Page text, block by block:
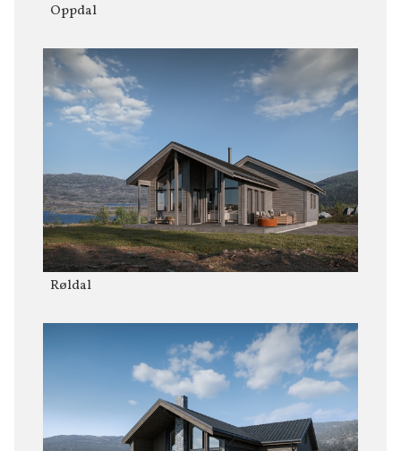
Oppdal
Røldal